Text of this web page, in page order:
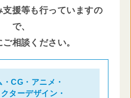
援等も行っていますの
で、
相談ください。
・CG・アニメ・
ターデザイン・